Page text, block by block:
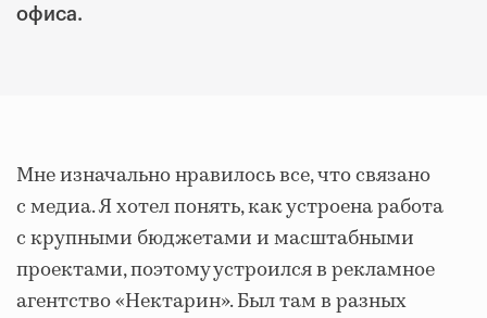
офиса.
Мне изначально нравилось все, что связано
с медиа. Я хотел понять, как устроена работа
с крупными бюджетами и масштабными
проектами, поэтому устроился в рекламное
агентство «Нектарин». Был там в разных